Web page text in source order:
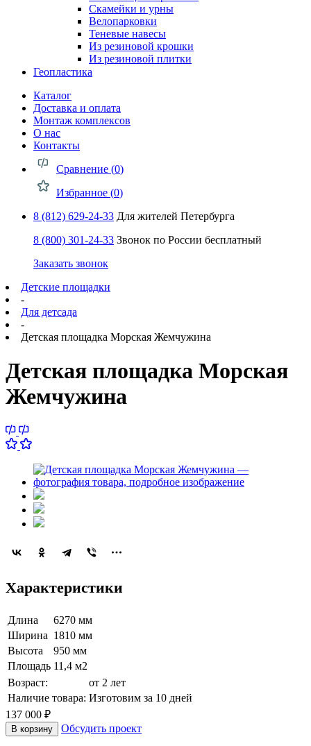
Скамейки и урны
Велопарковки
Теневые навесы
Из резиновой крошки
Из резиновой плитки
Геопластика
Каталог
Доставка и оплата
Монтаж комплексов
О нас
Контакты
Сравнение (0)
Избранное (0)
8 (812) 629-24-33 Для жителей Петербурга
8 (800) 301-24-33 Звонок по России бесплатный
Заказать звонок
Детские площадки
-
Для детсада
-
Детская площадка Морская Жемчужина
Детская площадка Морская
Жемчужина
Характеристики
Длина
6270 мм
Ширина 1810 мм
Высота
950 мм
Площадь 11,4 м2
Возраст:
от 2 лет
Наличие товара: Изготовим за 10 дней
137 000 ₽
В корзину Обсудить проект